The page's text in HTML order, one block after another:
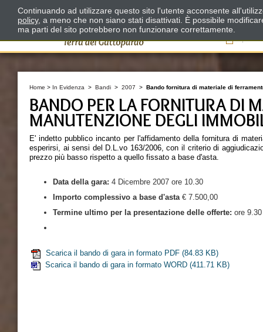
Il
Home > In Evidenza > Bandi > 2007 > Bando fornitura di materiale di
BANDO PER LA FORNITURA DI
MANUTENZIONE DEGLI
E' indetto pubblico incanto per l'affidamento della fornitura di
esperirsi, ai sensi del D.L.vo 163/2006, con il criterio di
prezzo più basso rispetto a quello fissato a base d'asta.
Data della gara: 4 Dicembre 2007 ore 10.30
Importo complessivo a base d'asta € 7.500,00
Termine ultimo per la presentazione delle offerte: ore
Scarica il bando di gara in formato PDF (84.83 KB)
Scarica il bando di gara in formato WORD (411.71 KB)
Continuando ad utilizzare questo sito l'utente acconsente
policy, a meno che non siano stati disattivati. È possibile
ma parti del sito potrebbero non funzionare correttamente.